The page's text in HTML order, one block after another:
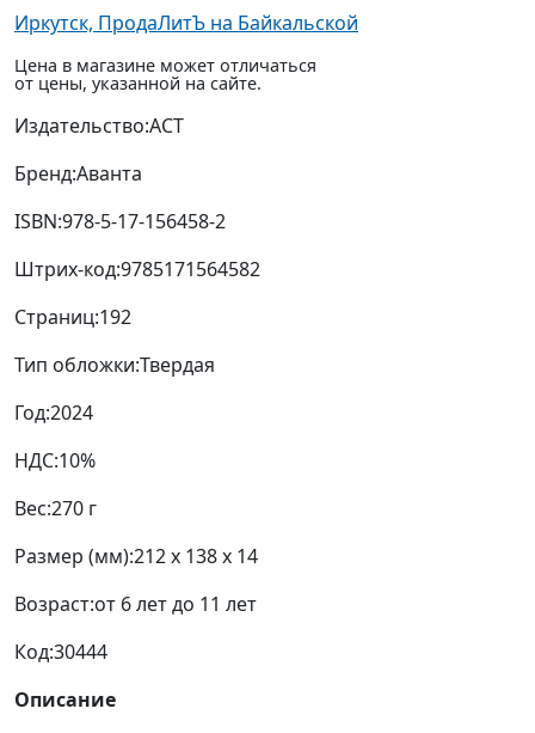
Иркутск, ПродаЛитЪ на Байкальской
Цена в магазине может отличаться
от цены, указанной на сайте.
Издательство:АСТ
Бренд:Аванта
ISBN:978-5-17-156458-2
Штрих-код:9785171564582
Страниц:192
Тип обложки:Твердая
Год:2024
НДС:10%
Вес:270 г
Размер (мм):212 x 138 x 14
Возраст:от 6 лет до 11 лет
Код:30444
Описание